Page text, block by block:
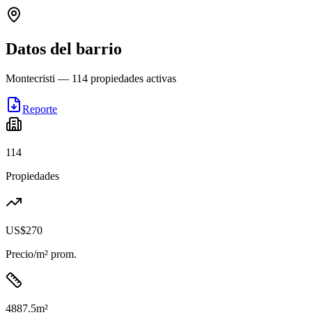
Datos del barrio
Montecristi — 114 propiedades activas
Reporte
114
Propiedades
US$270
Precio/m² prom.
4887.5m²